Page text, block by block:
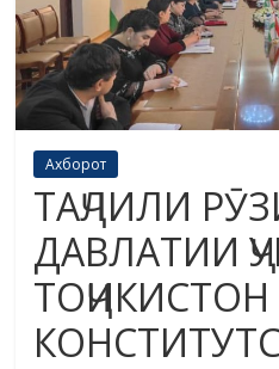
Ахборот
ТАҶЛИЛИ
ДАВЛАТИИ